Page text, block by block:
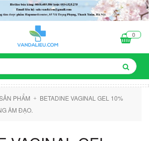
0
PHẨM +
BETADINE VAGINAL GEL 10%
ÂM ĐẠO.